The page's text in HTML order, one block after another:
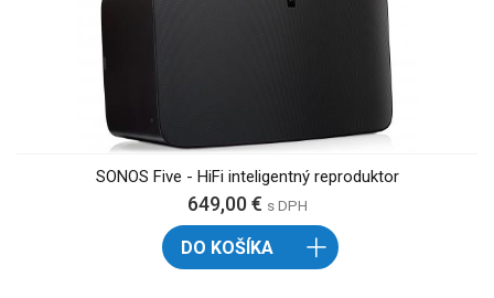
SONOS Five - HiFi inteligentný reproduktor
649,00 € s DPH
DO KOŠÍKA